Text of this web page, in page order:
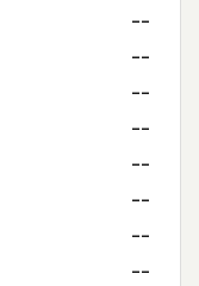
--
--
--
--
--
--
--
--